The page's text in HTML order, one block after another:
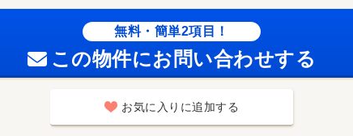
無料・簡単2項目！
この物件にお問い合わせする
お気に入りに追加する